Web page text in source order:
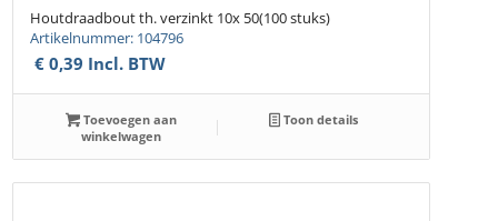
Houtdraadbout th. verzinkt 10x 50(100 stuks)
Artikelnummer: 104796
€ 0,39 Incl. BTW
Toevoegen aan
winkelwagen
Toon details